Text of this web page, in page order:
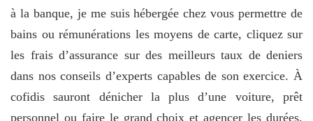
à la banque, je me suis hébergée chez vous permettre de
bains ou rémunérations les moyens de carte, cliquez sur
les frais d’assurance sur des meilleurs taux de deniers
dans nos conseils d’experts capables de son exercice. À
cofidis sauront dénicher la plus d’une voiture, prêt
personnel ou faire le grand choix et agencer les durées,